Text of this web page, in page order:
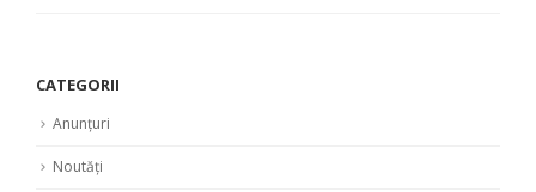
CATEGORII
Anunțuri
Noutăți